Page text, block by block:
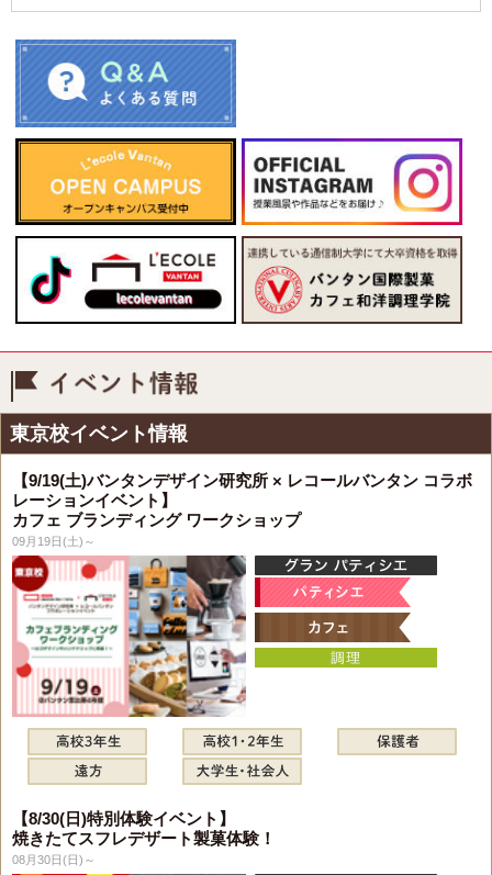
東京校イベント情報
【9/19(土)バンタンデザイン研究所 × レコールバンタン コラボ
レーションイベント】
カフェ ブランディング ワークショップ
09月19日(土)～
【8/30(日)特別体験イベント】
焼きたてスフレデザート製菓体験！
08月30日(日)～